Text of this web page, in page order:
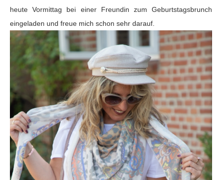
heute Vormittag bei einer Freundin zum Geburtstagsbrunch
eingeladen und freue mich schon sehr darauf.